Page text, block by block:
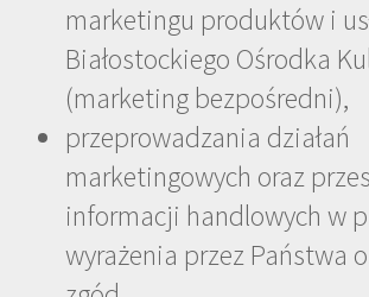
marketingu produktów i
Białostockiego Ośrodka
(marketing bezpośredni),
przeprowadzania działań
marketingowych oraz
informacji handlowych w
wyrażenia przez Państwa